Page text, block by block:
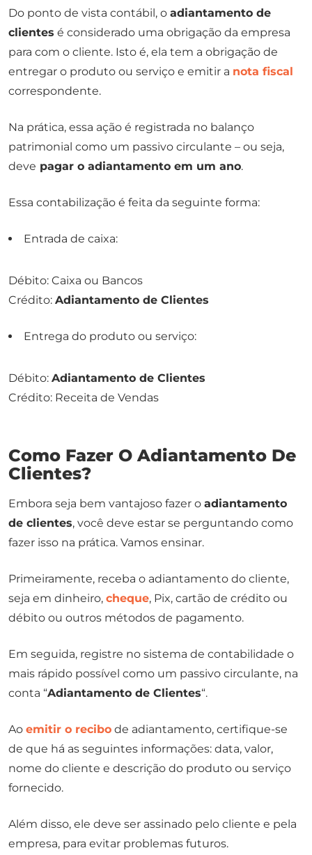
Do ponto de vista contábil, o adiantamento de
clientes é considerado uma obrigação da empresa
para com o cliente. Isto é, ela tem a obrigação de
entregar o produto ou serviço e emitir a nota fiscal
correspondente.
Na prática, essa ação é registrada no balanço
patrimonial como um passivo circulante – ou seja,
deve pagar o adiantamento em um ano.
Essa contabilização é feita da seguinte forma:
Entrada de caixa:
Débito: Caixa ou Bancos
Crédito: Adiantamento de Clientes
Entrega do produto ou serviço:
Débito: Adiantamento de Clientes
Crédito: Receita de Vendas
Como Fazer O Adiantamento De
Clientes?
Embora seja bem vantajoso fazer o adiantamento
de clientes, você deve estar se perguntando como
fazer isso na prática. Vamos ensinar.
Primeiramente, receba o adiantamento do cliente,
seja em dinheiro, cheque, Pix, cartão de crédito ou
débito ou outros métodos de pagamento.
Em seguida, registre no sistema de contabilidade o
mais rápido possível como um passivo circulante, na
conta “Adiantamento de Clientes“.
Ao emitir o recibo de adiantamento, certifique-se
de que há as seguintes informações: data, valor,
nome do cliente e descrição do produto ou serviço
fornecido.
Além disso, ele deve ser assinado pelo cliente e pela
empresa, para evitar problemas futuros.